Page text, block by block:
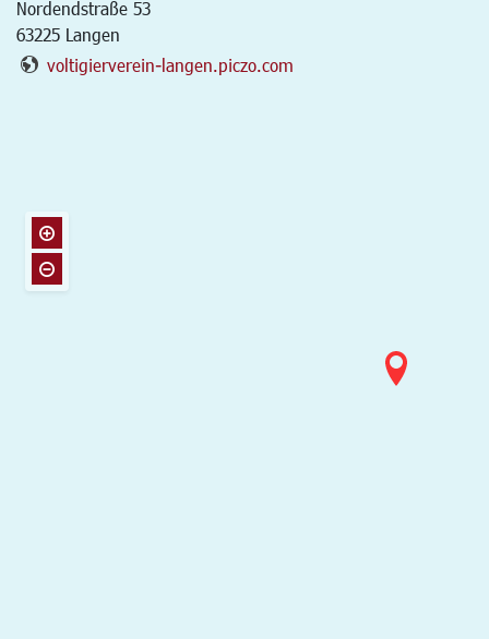
Nordendstraße 53
63225 Langen
voltigierverein-langen.piczo.com